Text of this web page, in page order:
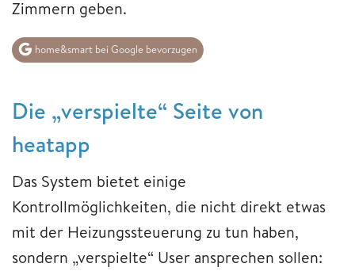
Zimmern geben.
home&smart bei Google bevorzugen
Die „verspielte“ Seite von
heatapp
Das System bietet einige
Kontrollmöglichkeiten, die nicht direkt etwas
mit der Heizungssteuerung zu tun haben,
sondern „verspielte“ User ansprechen sollen: